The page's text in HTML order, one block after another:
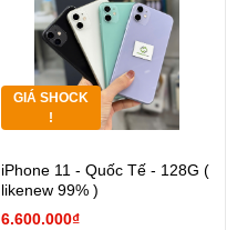
GIÁ SHOCK
!
iPhone 11 - Quốc Tế - 128G (
likenew 99% )
6.600.000₫